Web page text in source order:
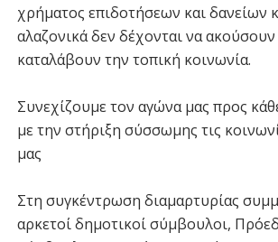
χρήματος επιδοτήσεων και δανείων
αλαζονικά δεν δέχονται να ακούσουν
καταλάβουν την τοπική κοινωνία.
Συνεχίζουμε τον αγώνα μας προς
με την στήριξη σύσσωμης τις
μας
Στη συγκέντρωση διαμαρτυρίας
αρκετοί δημοτικοί σύμβουλοι,